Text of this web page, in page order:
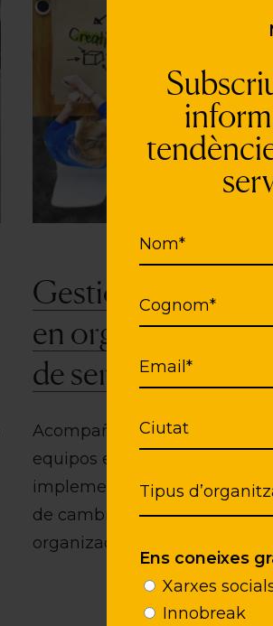
Nom*
Cognom*
Email*
Ciutat
Ens coneixes
Xarxes
Innobreak
Gestión del cambio
en organizaciones
de servicios sociales
Acompañamos a directivos y
equipos en el diseño y la
implementación de un
de cambio o de mejora en la
organización.